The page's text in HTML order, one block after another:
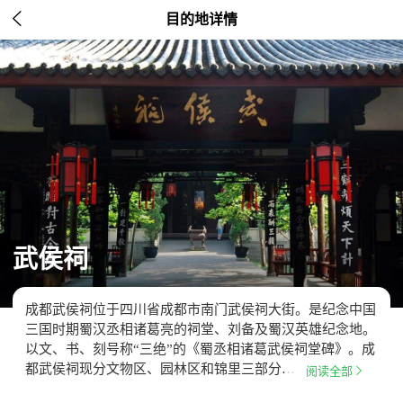
 目的地详情
武侯祠
成都武侯祠位于四川省成都市南门武侯祠大街。是纪念中国
三国时期蜀汉丞相诸葛亮的祠堂、刘备及蜀汉英雄纪念地。
以文、书、刻号称“三绝”的《蜀丞相诸葛武侯祠堂碑》。成
都武侯祠现分文物区、园林区和锦里三部分…
阅读全部 